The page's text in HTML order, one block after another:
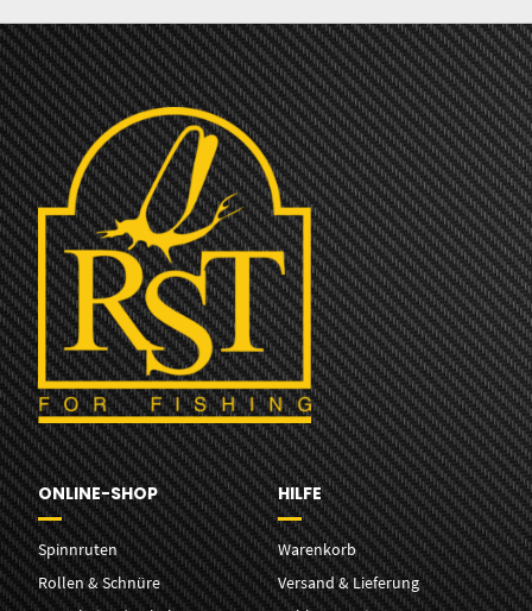
ONLINE-SHOP
Spinnruten
Rollen & Schnüre
HILFE
Warenkorb
Versand & Lieferung